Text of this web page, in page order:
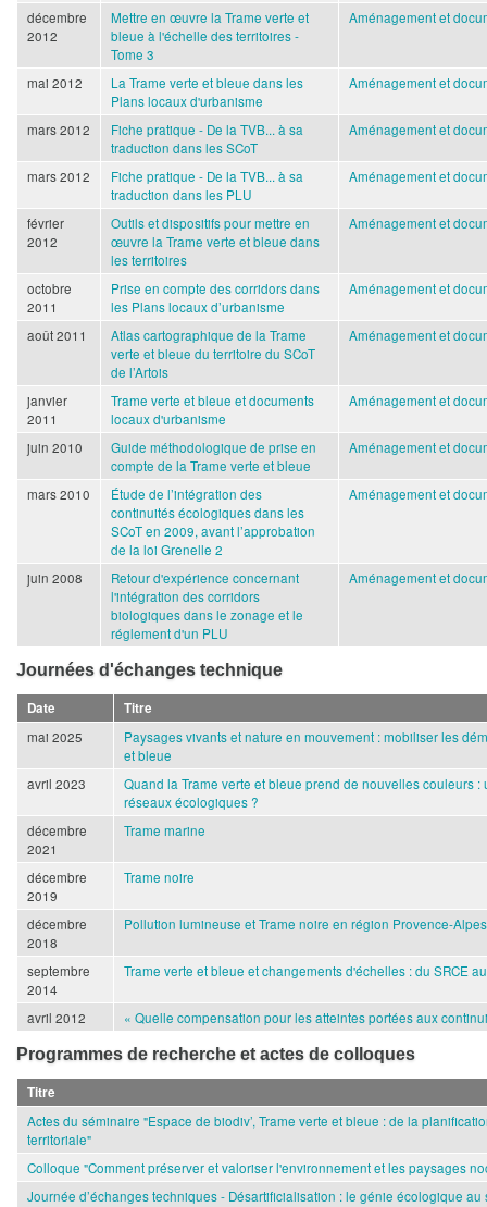
décembre
2012
Mettre en œuvre la Trame verte et
bleue à l'échelle des territoires -
Tome 3
Aménagement et
mai 2012
La Trame verte et bleue dans les
Plans locaux d'urbanisme
Aménagement et
mars 2012
Fiche pratique - De la TVB... à sa
traduction dans les SCoT
Aménagement et
mars 2012
Fiche pratique - De la TVB... à sa
traduction dans les PLU
Aménagement et
février
2012
Outils et dispositifs pour mettre en
œuvre la Trame verte et bleue dans
les territoires
Aménagement et
octobre
2011
Prise en compte des corridors dans
les Plans locaux d’urbanisme
Aménagement et
août 2011
Atlas cartographique de la Trame
verte et bleue du territoire du SCoT
de l’Artois
Aménagement et
janvier
2011
Trame verte et bleue et documents
locaux d'urbanisme
Aménagement et
juin 2010
Guide méthodologique de prise en
compte de la Trame verte et bleue
Aménagement et
mars 2010
Étude de l’intégration des
continuités écologiques dans les
SCoT en 2009, avant l’approbation
de la loi Grenelle 2
Aménagement et
juin 2008
Retour d'expérience concernant
l'intégration des corridors
biologiques dans le zonage et le
réglement d'un PLU
Aménagement et
Journées d'échanges technique
Date
Titre
mai 2025
Paysages vivants et nature en mouvement : mobiliser les
et bleue
avril 2023
Quand la Trame verte et bleue prend de nouvelles couleurs
réseaux écologiques ?
décembre
2021
Trame marine
décembre
2019
Trame noire
décembre
2018
Pollution lumineuse et Trame noire en région Provence-
septembre
2014
Trame verte et bleue et changements d'échelles : du SRCE
avril 2012
« Quelle compensation pour les atteintes portées aux
Programmes de recherche et actes de colloques
Titre
Actes du séminaire "Espace de biodiv’, Trame verte et bleue : de la
territoriale"
Colloque "Comment préserver et valoriser l'environnement et les paysages
Journée d’échanges techniques - Désartificialisation : le génie écologique